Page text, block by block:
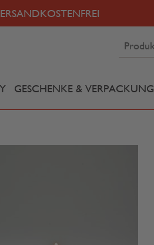
GESCHENKE & VERPACKUNG